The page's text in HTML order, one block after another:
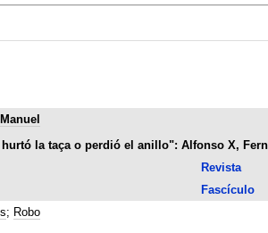
la taça o perdió el anillo": Alfonso X,
Revista
Fascículo
; Robo